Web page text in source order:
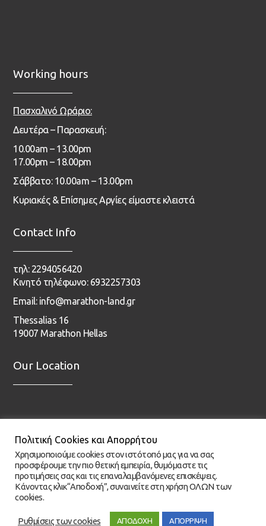
Working hours
Πασχαλινό Ωράριο:
Δευτέρα – Παρασκευή:
1 0.00am – 13.00pm
17.00pm – 18.00pm
Σάββατο: 10.00am – 13.00pm
Κυριακές & Επίσημες Αργίες είμαστε κλειστά
Contact Info
τηλ: 2294056420
Κινητό τηλέφωνο: 6932257303
Email: info@marathon-land.gr
Thessalias 16
19007 Marathon Hellas
Our Location
Πολιτική Cookies και Απορρήτου
Χρησιμοποιούμε cookies στον ιστότοπό μας για να σας
προσφέρουμε την πιο θετική εμπειρία, θυμόμαστε τις
προτιμήσεις σας και τις επαναλαμβανόμενες επισκέψεις.
Κάνοντας κλικ“Αποδοχή”, συναινείτε στη χρήση ΟΛΩΝ των
cookies.
Ρυθμίσεις των cookies ΑΠΟΔΟΧΗ ΑΠΟΡΡΙΨΗ